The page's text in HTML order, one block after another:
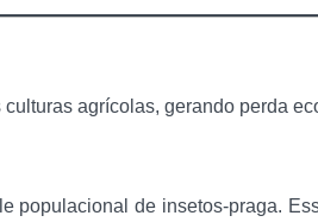
agrícolas, gerando perda
populacional de insetos-praga.